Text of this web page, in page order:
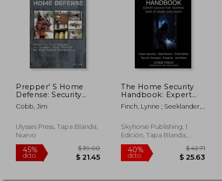
dcto. $ 21.07 dcto.
Prepper' S Home
Defense: Security
Strategies to Protect
Your Family by any
Inglés)
Cobb, Jim
Ulysses Press, Tapa Blanda,
Nuevo
The Home Security
Handbook: Expert
Advice for Keeping
Safe at Home (and
Finch, Lynne ; Seeklander,
Skyhorse Publishing, 1
Edición, Tapa Blanda,
Nuevo